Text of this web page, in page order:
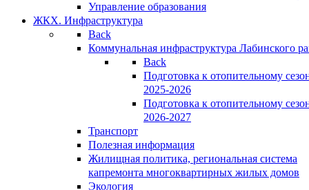
Управление образования
ЖКХ. Инфраструктура
Back
Коммунальная инфраструктура Лабинского
Back
Подготовка к отопительному
2025-2026
Подготовка к отопительному
2026-2027
Транспорт
Полезная информация
Жилищная политика, региональная система
капремонта многоквартирных жилых домов
Экология